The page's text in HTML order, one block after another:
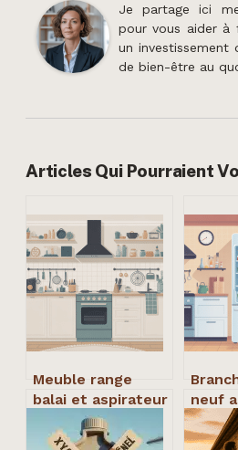
Je partage ici
pour vous aider à
un investissement
de bien-être au
Articles Qui Pourraient
Meuble range
balai et aspirateur
: guide complet
pour bien choisir
neuf